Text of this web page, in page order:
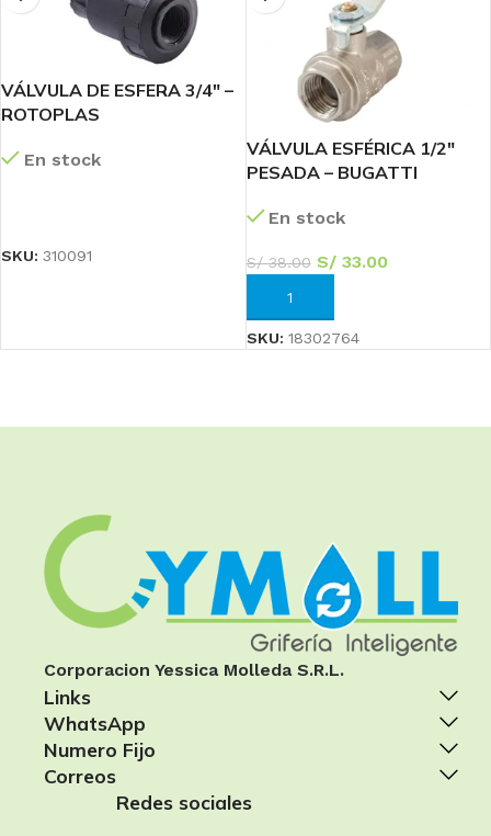
VÁLVULA DE ESFERA 3/4″ –
ROTOPLAS
En stock
SKU: 310091
VÁLVULA ESFÉRICA 1/2″
PESADA – BUGATTI
En stock
S/38.00 S/33.00
AÑADIR AL CARRITO
SKU: 18302764
Corporacion Yessica Molleda S.R.L.
Links
WhatsApp
Numero Fijo
Correos
Redes sociales